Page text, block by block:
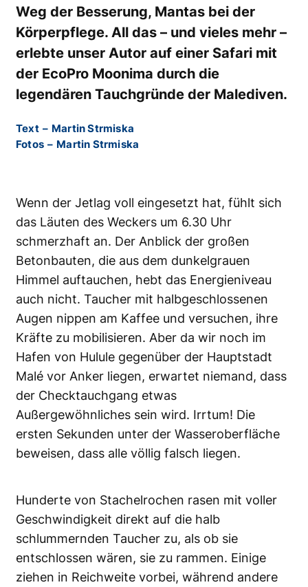
Weg der Besserung, Mantas bei der
Körperpflege. All das – und vieles mehr –
erlebte unser Autor auf einer Safari mit
der EcoPro Moonima durch die
legendären Tauchgründe der Malediven.
Text – Martin Strmiska
Fotos – Martin Strmiska
Wenn der Jetlag voll eingesetzt hat, fühlt sich
das Läuten des Weckers um 6.30 Uhr
schmerzhaft an. Der Anblick der großen
Betonbauten, die aus dem dunkelgrauen
Himmel auftauchen, hebt das Energieniveau
auch nicht. Taucher mit halbgeschlossenen
Augen nippen am Kaffee und versuchen, ihre
Kräfte zu mobilisieren. Aber da wir noch im
Hafen von Hulule gegenüber der Hauptstadt
Malé vor Anker liegen, erwartet niemand, dass
der Checktauchgang etwas
Außergewöhnliches sein wird. Irrtum! Die
ersten Sekunden unter der Wasseroberfläche
beweisen, dass alle völlig falsch liegen.
Hunderte von Stachelrochen rasen mit voller
Geschwindigkeit direkt auf die halb
schlummernden Taucher zu, als ob sie
entschlossen wären, sie zu rammen. Einige
ziehen in Reichweite vorbei, während andere